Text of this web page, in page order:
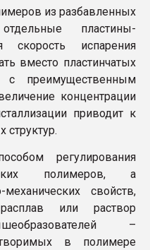
из разбавленных
пластины-
скорость испарения
вместо пластинчатых
с преимущественным
концентрации
приводит к
регулирования
полимеров, а
свойств,
или раствор
–
в полимере